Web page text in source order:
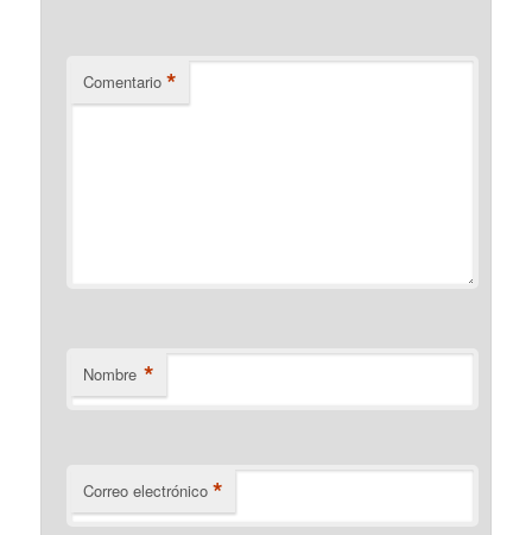
Comentario *
Nombre *
Correo electrónico *